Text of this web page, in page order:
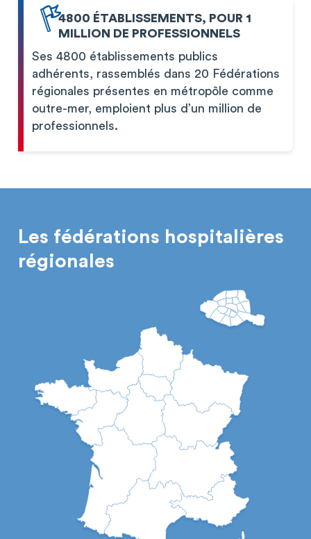
4800 ÉTABLISSEMENTS, POUR 1
MILLION DE PROFESSIONNELS
Ses 4800 établissements publics
adhérents, rassemblés dans 20 Fédérations
régionales présentes en métropôle comme
outre-mer, emploient plus d’un million de
professionnels.
Les fédérations hospitalières
régionales